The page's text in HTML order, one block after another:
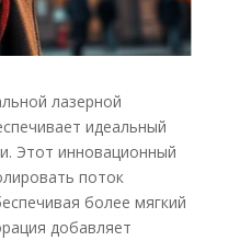
лазерной
идеальный
Этот инновационный
поток
более мягкий
добавляет